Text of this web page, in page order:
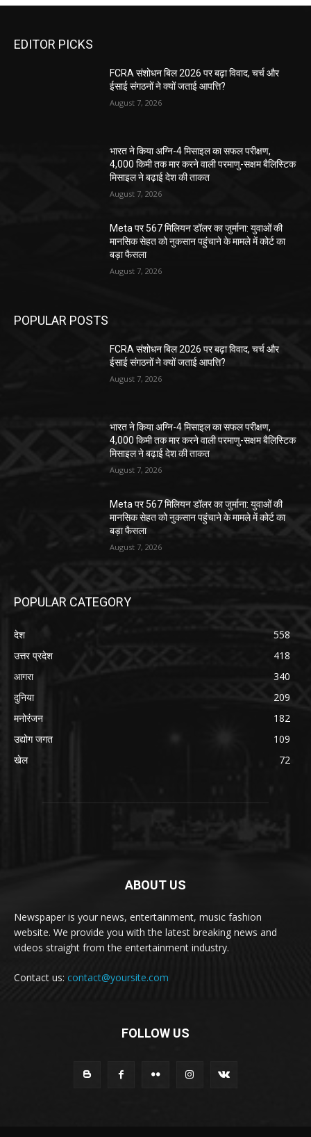
EDITOR PICKS
FCRA संशोधन बिल 2026 पर बढ़ा विवाद, चर्च और
ईसाई संगठनों ने क्यों जताई आपत्ति?
August 7, 2026
भारत ने किया अग्नि-4 मिसाइल का सफल परीक्षण,
4,000 किमी तक मार करने वाली परमाणु-सक्षम बैलिस्टिक
मिसाइल ने बढ़ाई देश की ताकत
August 7, 2026
Meta पर 567 मिलियन डॉलर का जुर्माना: युवाओं की
मानसिक सेहत को नुकसान पहुंचाने के मामले में कोर्ट का
बड़ा फैसला
August 7, 2026
POPULAR POSTS
FCRA संशोधन बिल 2026 पर बढ़ा विवाद, चर्च और
ईसाई संगठनों ने क्यों जताई आपत्ति?
August 7, 2026
भारत ने किया अग्नि-4 मिसाइल का सफल परीक्षण,
4,000 किमी तक मार करने वाली परमाणु-सक्षम बैलिस्टिक
मिसाइल ने बढ़ाई देश की ताकत
August 7, 2026
Meta पर 567 मिलियन डॉलर का जुर्माना: युवाओं की
मानसिक सेहत को नुकसान पहुंचाने के मामले में कोर्ट का
बड़ा फैसला
August 7, 2026
POPULAR CATEGORY
देश
558
उत्तर प्रदेश
418
आगरा
340
दुनिया
209
मनोरंजन
182
उद्योग जगत
109
खेल
72
ABOUT US
Newspaper is your news, entertainment, music fashion
website. We provide you with the latest breaking news and
videos straight from the entertainment industry.
Contact us: contact@yoursite.com
FOLLOW US